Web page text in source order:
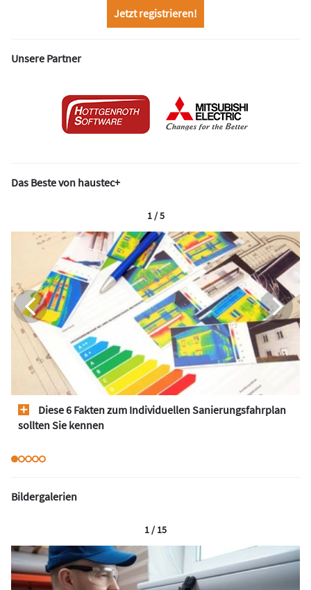
Jetzt registrieren!
Unsere Partner
Das Beste von haustec+
Diese 6 Fakten zum Individuellen Sanierungsfahrplan
sollten Sie kennen
1 / 5
Bildergalerien
1 / 15